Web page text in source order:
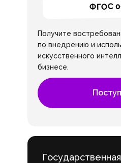
ФГОС
Получите
по внедрению и
искусственного
бизнесе.